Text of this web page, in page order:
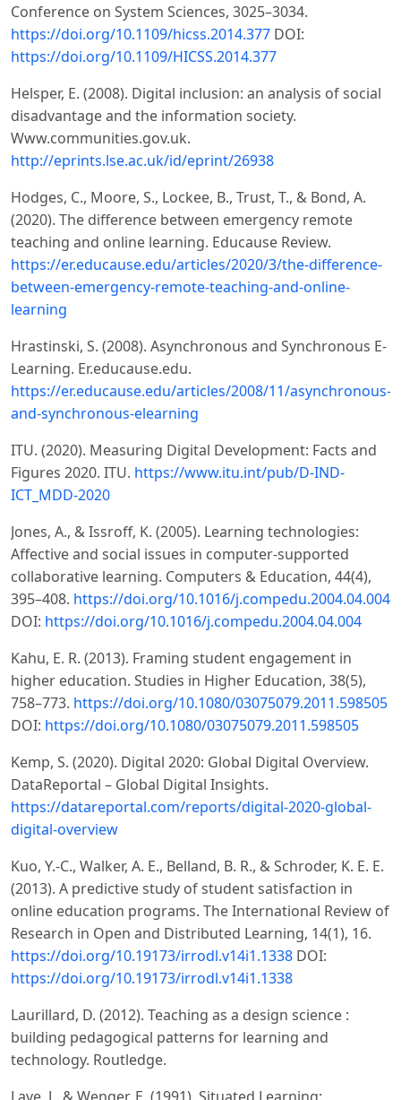
Conference on System Sciences, 3025–3034.
https://doi.org/10.1109/hicss.2014.377 DOI:
https://doi.org/10.1109/HICSS.2014.377
Helsper, E. (2008). Digital inclusion: an analysis of social
disadvantage and the information society.
Www.communities.gov.uk.
http://eprints.lse.ac.uk/id/eprint/26938
Hodges, C., Moore, S., Lockee, B., Trust, T., & Bond, A.
(2020). The difference between emergency remote
teaching and online learning. Educause Review.
https://er.educause.edu/articles/2020/3/the-difference-
between-emergency-remote-teaching-and-online-
learning
Hrastinski, S. (2008). Asynchronous and Synchronous E-
Learning. Er.educause.edu.
https://er.educause.edu/articles/2008/11/asynchronous-
and-synchronous-elearning
ITU. (2020). Measuring Digital Development: Facts and
Figures 2020. ITU. https://www.itu.int/pub/D-IND-
ICT_MDD-2020
Jones, A., & Issroff, K. (2005). Learning technologies:
Affective and social issues in computer-supported
collaborative learning. Computers & Education, 44(4),
395–408. https://doi.org/10.1016/j.compedu.2004.04.004
DOI: https://doi.org/10.1016/j.compedu.2004.04.004
Kahu, E. R. (2013). Framing student engagement in
higher education. Studies in Higher Education, 38(5),
758–773. https://doi.org/10.1080/03075079.2011.598505
DOI: https://doi.org/10.1080/03075079.2011.598505
Kemp, S. (2020). Digital 2020: Global Digital Overview.
DataReportal – Global Digital Insights.
https://datareportal.com/reports/digital-2020-global-
digital-overview
Kuo, Y.-C., Walker, A. E., Belland, B. R., & Schroder, K. E. E.
(2013). A predictive study of student satisfaction in
online education programs. The International Review of
Research in Open and Distributed Learning, 14(1), 16.
https://doi.org/10.19173/irrodl.v14i1.1338 DOI:
https://doi.org/10.19173/irrodl.v14i1.1338
Laurillard, D. (2012). Teaching as a design science :
building pedagogical patterns for learning and
technology. Routledge.